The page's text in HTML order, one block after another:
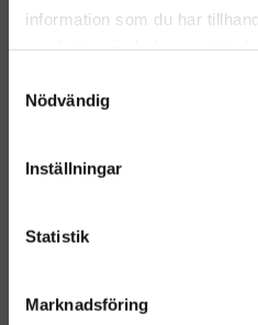
information som du har
Nödvändig
Inställningar
Statistik
Marknadsföring
Komplett set med 12 st
Priser visas inkl. moms